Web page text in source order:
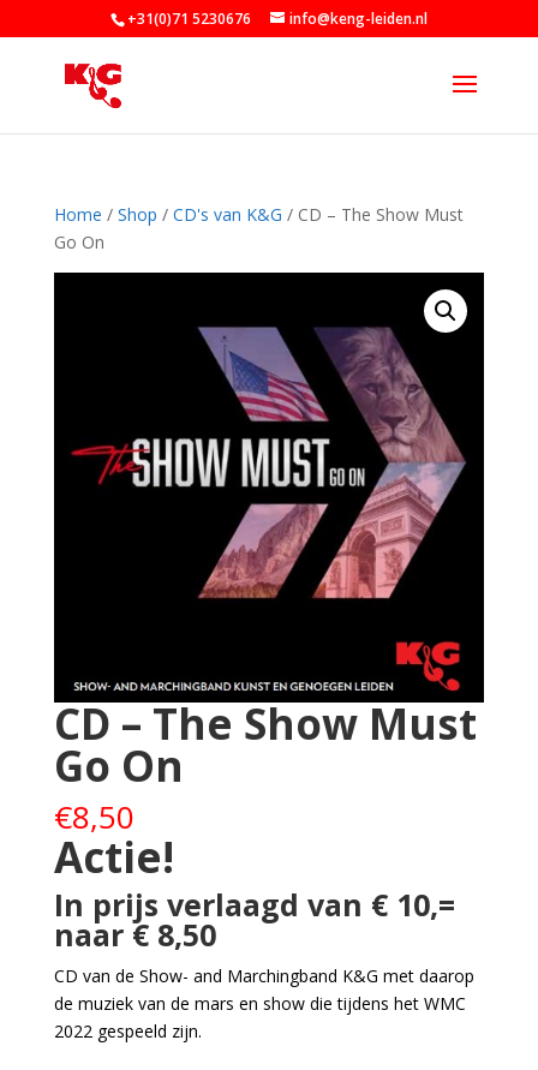
+31(0)71 5230676 info@keng-leiden.nl
Home / Shop / CD's van K&G / CD – The Show Must
Go On
CD – The Show Must
Go On
€8,50
Actie!
In prijs verlaagd van € 10,=
naar € 8,50
CD van de Show- and Marchingband K&G met daarop
de muziek van de mars en show die tijdens het WMC
2022 gespeeld zijn.